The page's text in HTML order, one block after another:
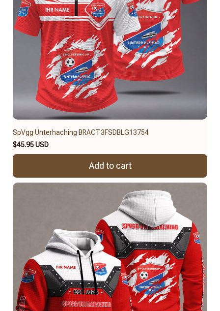
SpVgg Unterhaching BRACT3FSDBLG13754
$45.95 USD
Add to cart